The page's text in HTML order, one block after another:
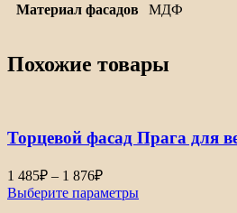
Материал фасадов МДФ
Похожие товары
Торцевой фасад Прага для
1 485₽ – 1 876₽Диапазон
цен:
1
Выберите параметры